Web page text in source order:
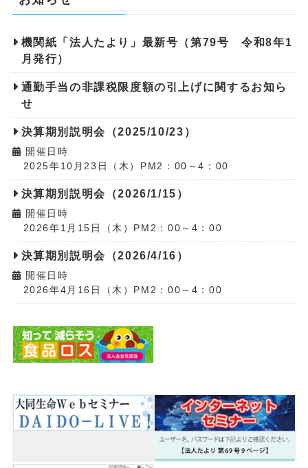
機関紙「法人たより」最新号（第79号 令和8年1
月発行）
通勤手当の非課税限度額の引上げに関するお知ら
せ
決算期別説明会（2025/10/23）
開催日時
2025年10月23日（木）PM2：00～4：00
決算期別説明会（2026/1/15）
開催日時
2026年1月15日（木）PM2：00～4：00
決算期別説明会（2026/4/16）
開催日時
2026年4月16日（木）PM2：00～4：00